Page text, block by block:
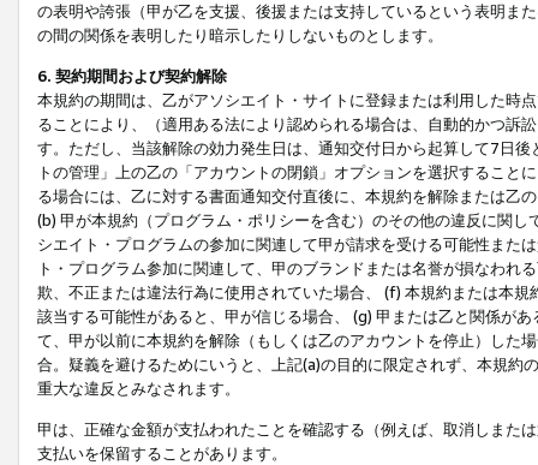
の表明や誇張（甲が乙を支援、後援または支持しているという表明ま
の間の関係を表明したり暗示したりしないものとします。
6. 契約期間および契約解除
本規約の期間は、乙がアソシエイト・サイトに登録または利用した時
ることにより、（適用ある法により認められる場合は、自動的かつ訴
す。ただし、当該解除の効力発生日は、通知交付日から起算して7日
トの管理」上の乙の「アカウントの閉鎖」オプションを選択するこ
る場合には、乙に対する書面通知交付直後に、本規約を解除または乙
(b) 甲が本規約（プログラム・ポリシーを含む）のその他の違反に関
シエイト・プログラムの参加に関連して甲が請求を受ける可能性また
ト・プログラム参加に関連して、甲のブランドまたは名誉が損なわれ
欺、不正または違法行為に使用されていた場合、 (f) 本規約または本
該当する可能性があると、甲が信じる場合、 (g) 甲または乙と関係が
て、甲が以前に本規約を解除（もしくは乙のアカウントを停止）した
合。疑義を避けるためにいうと、上記(a)の目的に限定されず、本規
重大な違反とみなされます。
甲は、正確な金額が支払われたことを確認する（例えば、取消しまた
支払いを保留することがあります。